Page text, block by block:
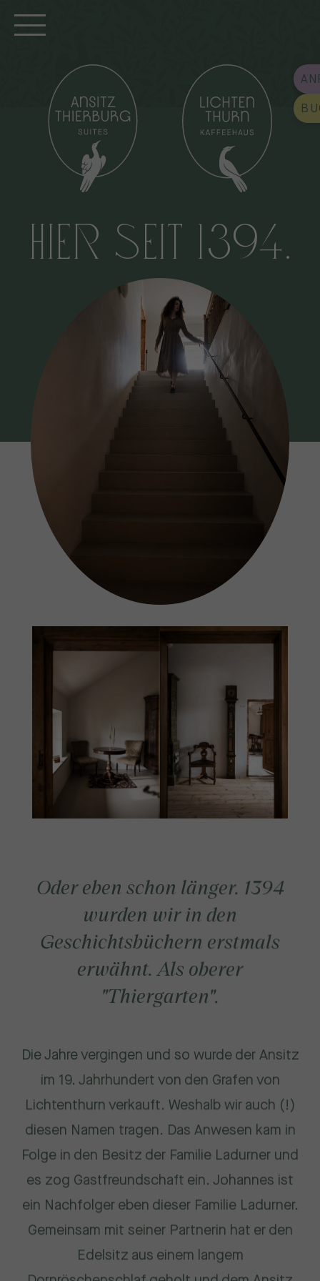
HIER SEIT 1394.
Oder eben schon länger. 1394
wurden wir in den
Geschichtsbüchern erstmals
erwähnt. Als oberer
"Thiergarten".
Die Jahre vergingen und so wurde der Ansitz
im 19. Jahrhundert von den Grafen von
Lichtenthurn verkauft. Weshalb wir auch (!)
diesen Namen tragen. Das Anwesen kam in
Folge in den Besitz der Familie Ladurner und
es zog Gastfreundschaft ein. Johannes ist
ein Nachfolger eben dieser Familie Ladurner.
Gemeinsam mit seiner Partnerin hat er den
Edelsitz aus einem langem